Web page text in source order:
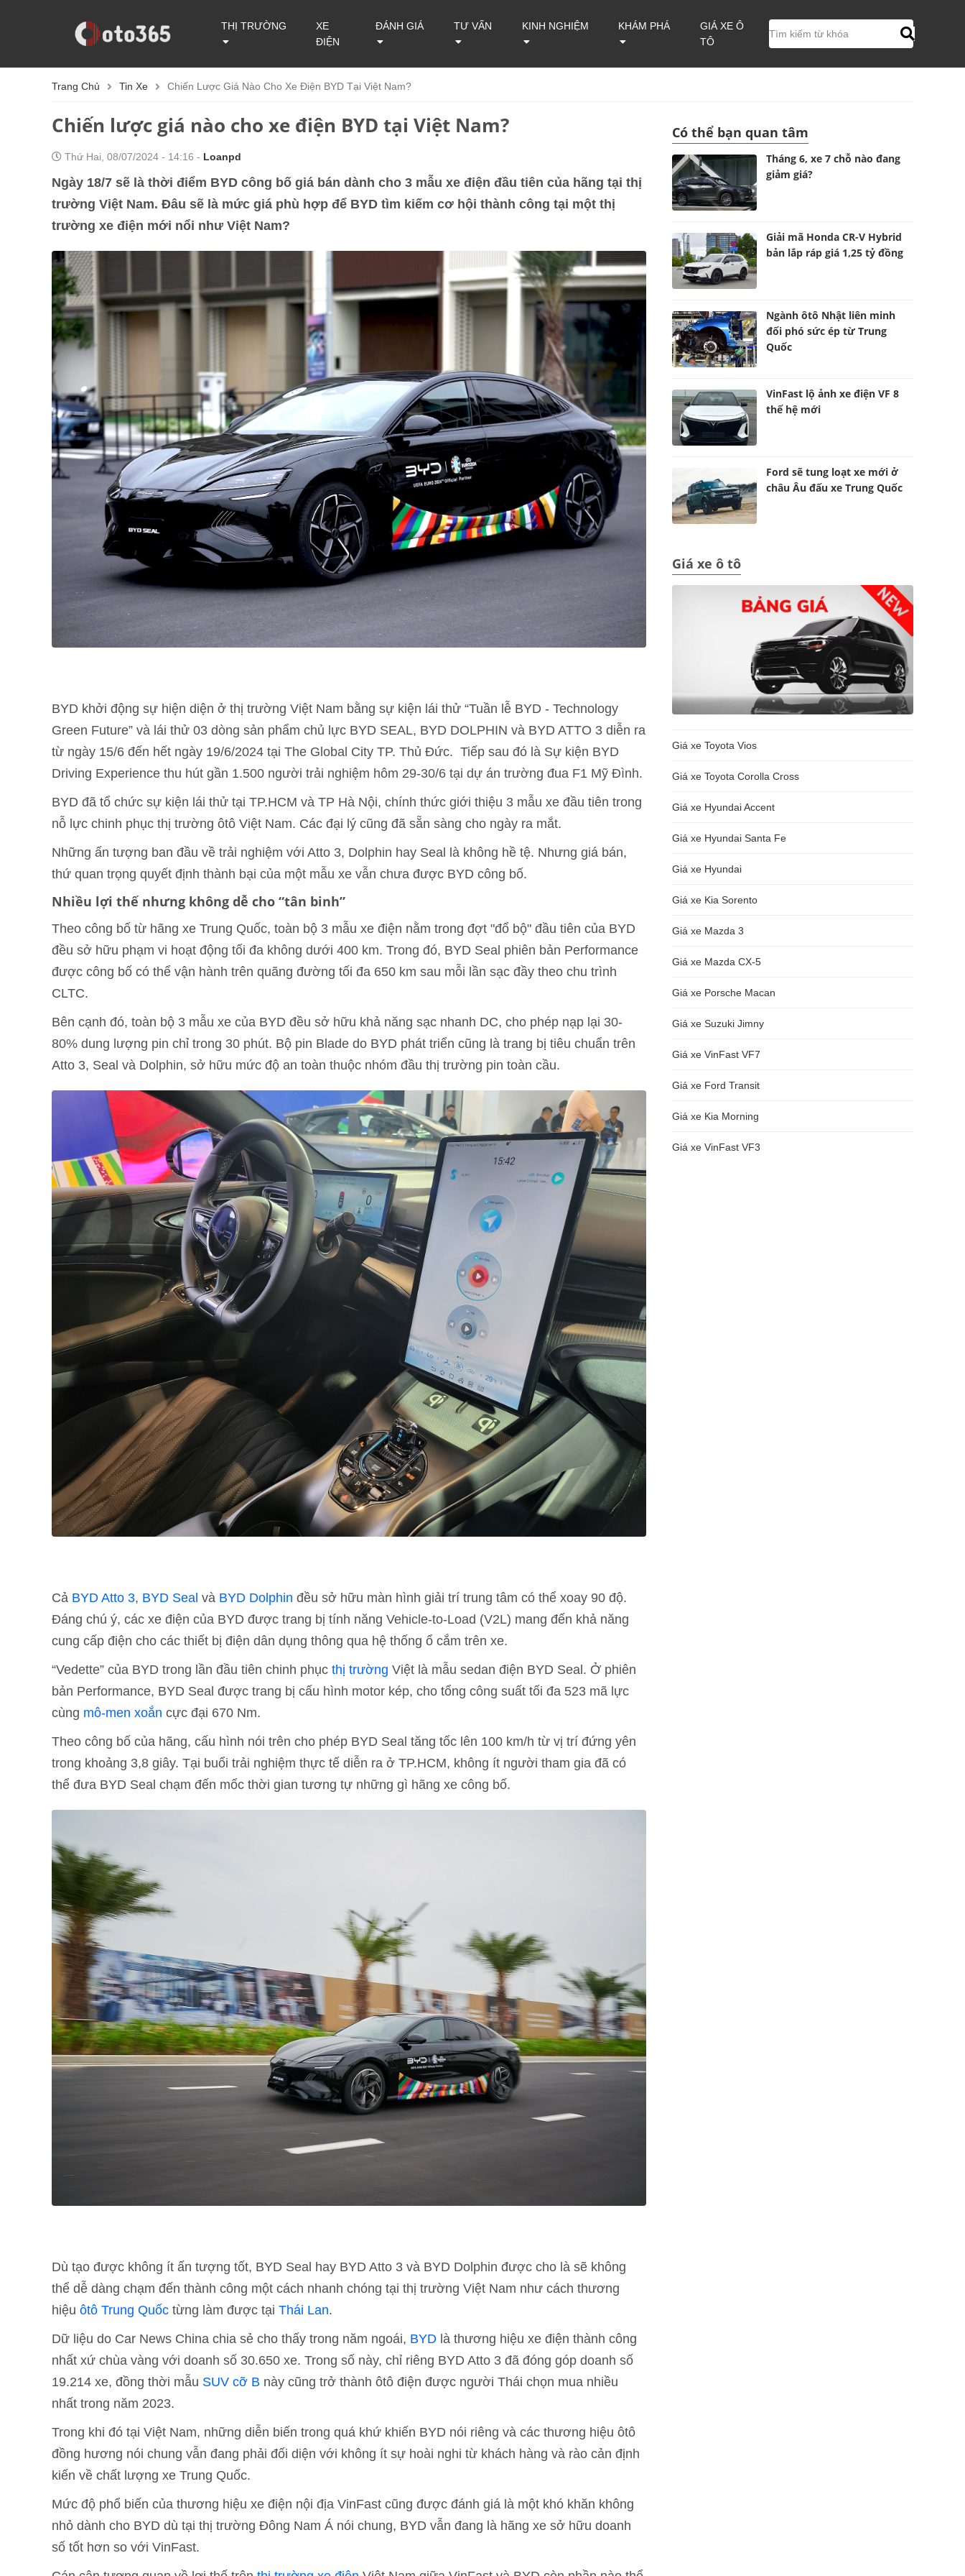
THỊ TRƯỜNG
XE
ĐIỆN
ĐÁNH GIÁ TƯ VẤN KINH NGHIỆM KHÁM PHÁ
GIÁ XE Ô
TÔ
Trang Chủ Tin Xe Chiến Lược Giá Nào Cho Xe Điện BYD Tại Việt Nam?
Chiến lược giá nào cho xe điện BYD tại Việt Nam?
Thứ Hai, 08/07/2024 - 14:16 - Loanpd
Ngày 18/7 sẽ là thời điểm BYD công bố giá bán dành cho 3 mẫu xe điện đầu tiên của hãng tại thị
trường Việt Nam. Đâu sẽ là mức giá phù hợp để BYD tìm kiếm cơ hội thành công tại một thị
trường xe điện mới nổi như Việt Nam?
BYD khởi động sự hiện diện ở thị trường Việt Nam bằng sự kiện lái thử “Tuần lễ BYD - Technology
Green Future” và lái thử 03 dòng sản phẩm chủ lực BYD SEAL, BYD DOLPHIN và BYD ATTO 3 diễn ra
từ ngày 15/6 đến hết ngày 19/6/2024 tại The Global City TP. Thủ Đức. Tiếp sau đó là Sự kiện BYD
Driving Experience thu hút gần 1.500 người trải nghiệm hôm 29-30/6 tại dự án trường đua F1 Mỹ Đình.
BYD đã tổ chức sự kiện lái thử tại TP.HCM và TP Hà Nội, chính thức giới thiệu 3 mẫu xe đầu tiên trong
nỗ lực chinh phục thị trường ôtô Việt Nam. Các đại lý cũng đã sẵn sàng cho ngày ra mắt.
Những ấn tượng ban đầu về trải nghiệm với Atto 3, Dolphin hay Seal là không hề tệ. Nhưng giá bán,
thứ quan trọng quyết định thành bại của một mẫu xe vẫn chưa được BYD công bố.
Nhiều lợi thế nhưng không dễ cho “tân binh”
Theo công bố từ hãng xe Trung Quốc, toàn bộ 3 mẫu xe điện nằm trong đợt "đổ bộ" đầu tiên của BYD
đều sở hữu phạm vi hoạt động tối đa không dưới 400 km. Trong đó, BYD Seal phiên bản Performance
được công bố có thể vận hành trên quãng đường tối đa 650 km sau mỗi lần sạc đầy theo chu trình
CLTC.
Bên cạnh đó, toàn bộ 3 mẫu xe của BYD đều sở hữu khả năng sạc nhanh DC, cho phép nạp lại 30-
80% dung lượng pin chỉ trong 30 phút. Bộ pin Blade do BYD phát triển cũng là trang bị tiêu chuẩn trên
Atto 3, Seal và Dolphin, sở hữu mức độ an toàn thuộc nhóm đầu thị trường pin toàn cầu.
Cả BYD Atto 3, BYD Seal và BYD Dolphin đều sở hữu màn hình giải trí trung tâm có thể xoay 90 độ.
Đáng chú ý, các xe điện của BYD được trang bị tính năng Vehicle-to-Load (V2L) mang đến khả năng
cung cấp điện cho các thiết bị điện dân dụng thông qua hệ thống ổ cắm trên xe.
“Vedette” của BYD trong lần đầu tiên chinh phục thị trường Việt là mẫu sedan điện BYD Seal. Ở phiên
bản Performance, BYD Seal được trang bị cấu hình motor kép, cho tổng công suất tối đa 523 mã lực
cùng mô-men xoắn cực đại 670 Nm.
Theo công bố của hãng, cấu hình nói trên cho phép BYD Seal tăng tốc lên 100 km/h từ vị trí đứng yên
trong khoảng 3,8 giây. Tại buổi trải nghiệm thực tế diễn ra ở TP.HCM, không ít người tham gia đã có
thể đưa BYD Seal chạm đến mốc thời gian tương tự những gì hãng xe công bố.
Dù tạo được không ít ấn tượng tốt, BYD Seal hay BYD Atto 3 và BYD Dolphin được cho là sẽ không
thể dễ dàng chạm đến thành công một cách nhanh chóng tại thị trường Việt Nam như cách thương
hiệu ôtô Trung Quốc từng làm được tại Thái Lan.
Dữ liệu do Car News China chia sẻ cho thấy trong năm ngoái, BYD là thương hiệu xe điện thành công
nhất xứ chùa vàng với doanh số 30.650 xe. Trong số này, chỉ riêng BYD Atto 3 đã đóng góp doanh số
19.214 xe, đồng thời mẫu SUV cỡ B này cũng trở thành ôtô điện được người Thái chọn mua nhiều
nhất trong năm 2023.
Trong khi đó tại Việt Nam, những diễn biến trong quá khứ khiến BYD nói riêng và các thương hiệu ôtô
đồng hương nói chung vẫn đang phải đối diện với không ít sự hoài nghi từ khách hàng và rào cản định
kiến về chất lượng xe Trung Quốc.
Mức độ phổ biến của thương hiệu xe điện nội địa VinFast cũng được đánh giá là một khó khăn không
nhỏ dành cho BYD dù tại thị trường Đông Nam Á nói chung, BYD vẫn đang là hãng xe sở hữu doanh
số tốt hơn so với VinFast.
Có thể bạn quan tâm
Tháng 6, xe 7 chỗ nào đang
giảm giá?
Giải mã Honda CR-V Hybrid
bản lắp ráp giá 1,25 tỷ đồng
Ngành ôtô Nhật liên minh
đối phó sức ép từ Trung
Quốc
VinFast lộ ảnh xe điện VF 8
thế hệ mới
Ford sẽ tung loạt xe mới ở
châu Âu đấu xe Trung Quốc
Giá xe ô tô
Giá xe Toyota Vios
Giá xe Toyota Corolla Cross
Giá xe Hyundai Accent
Giá xe Hyundai Santa Fe
Giá xe Hyundai
Giá xe Kia Sorento
Giá xe Mazda 3
Giá xe Mazda CX-5
Giá xe Porsche Macan
Giá xe Suzuki Jimny
Giá xe VinFast VF7
Giá xe Ford Transit
Giá xe Kia Morning
Giá xe VinFast VF3